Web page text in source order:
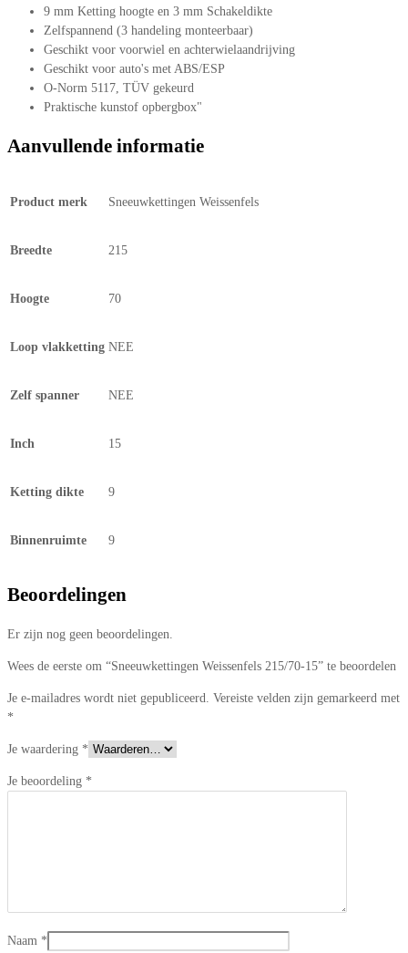
9 mm Ketting hoogte en 3 mm Schakeldikte
Zelfspannend (3 handeling monteerbaar)
Geschikt voor voorwiel en achterwielaandrijving
Geschikt voor auto's met ABS/ESP
O-Norm 5117, TÜV gekeurd
Praktische kunstof opbergbox"
Aanvullende informatie
Product merk Sneeuwkettingen Weissenfels
Breedte 215
Hoogte 70
Loop vlakketting NEE
Zelf spanner NEE
Inch 15
Ketting dikte 9
Binnenruimte 9
Beoordelingen
Er zijn nog geen beoordelingen.
Wees de eerste om “Sneeuwkettingen Weissenfels 215/70-15” te beoordelen
Je e-mailadres wordt niet gepubliceerd. Vereiste velden zijn gemarkeerd met
*
Je waardering *
Je beoordeling *
Naam *